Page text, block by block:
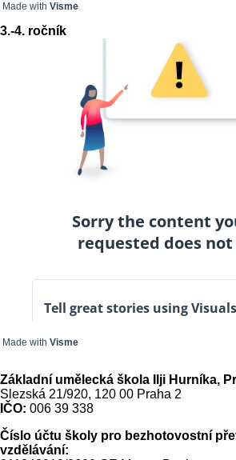
Made with Visme
3.-4. ročník
Made with Visme
Základní umělecká škola Ilji Hurníka,
Slezská 21/920, 120 00 Praha 2
IČO: 006 39 338
Číslo účtu školy pro bezhotovostní
vzdělávání: